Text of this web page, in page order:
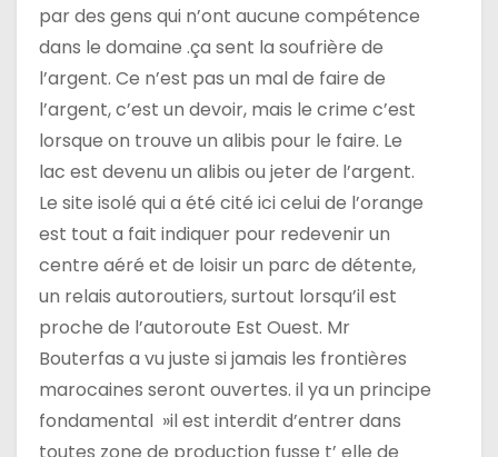
par des gens qui n’ont aucune compétence
dans le domaine .ça sent la soufrière de
l’argent. Ce n’est pas un mal de faire de
l’argent, c’est un devoir, mais le crime c’est
lorsque on trouve un alibis pour le faire. Le
lac est devenu un alibis ou jeter de l’argent.
Le site isolé qui a été cité ici celui de l’orange
est tout a fait indiquer pour redevenir un
centre aéré et de loisir un parc de détente,
un relais autoroutiers, surtout lorsqu’il est
proche de l’autoroute Est Ouest. Mr
Bouterfas a vu juste si jamais les frontières
marocaines seront ouvertes. il ya un principe
fondamental »il est interdit d’entrer dans